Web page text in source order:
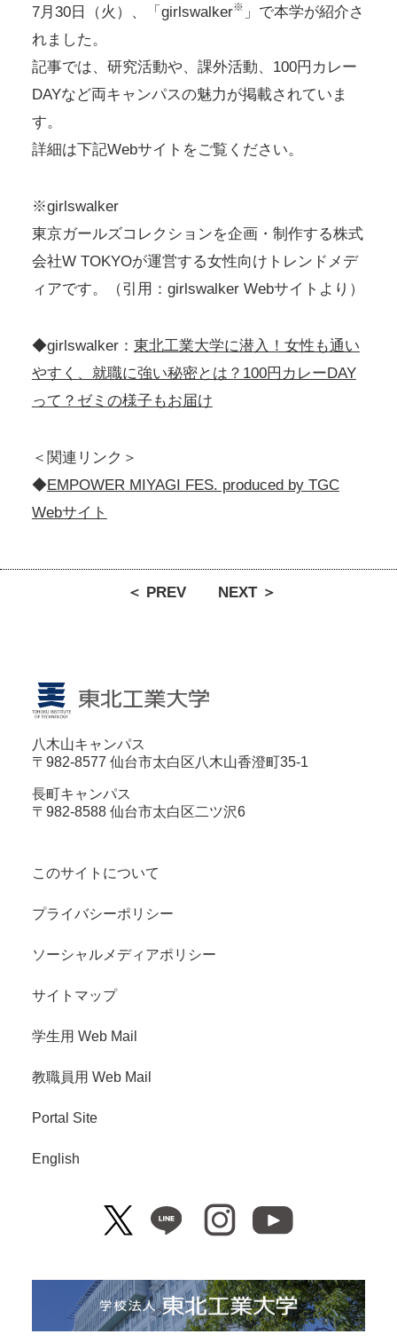
7月30日（火）、「girlswalker※ 」で本学が紹介さ
れました。
記事では、研究活動や、課外活動、100円カレー
DAYなど両キャンパスの魅力が掲載されていま
す。
詳細は下記Webサイトをご覧ください。
※girlswalker
東京ガールズコレクションを企画・制作する株式
会社W TOKYOが運営する女性向けトレンドメデ
ィアです。（引用：girlswalker Webサイトより）
◆girlswalker： 東北工業大学に潜入！女性も通い
やすく、就職に強い秘密とは？100円カレーDAY
って？ゼミの様子もお届け
＜関連リンク＞
◆EMPOWER MIYAGI FES. produced by TGC
Webサイト
＜ PREV NEXT ＞
八木山キャンパス
〒982-8577 仙台市太白区八木山香澄町35-1
長町キャンパス
〒982-8588 仙台市太白区二ツ沢6
このサイトについて
プライバシーポリシー
ソーシャルメディアポリシー
サイトマップ
学生用 Web Mail
教職員用 Web Mail
Portal Site
English